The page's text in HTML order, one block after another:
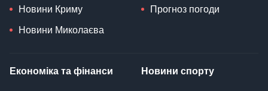
Новини Криму
Новини Миколаєва
Прогноз погоди
Економіка та фінанси Новини спорту